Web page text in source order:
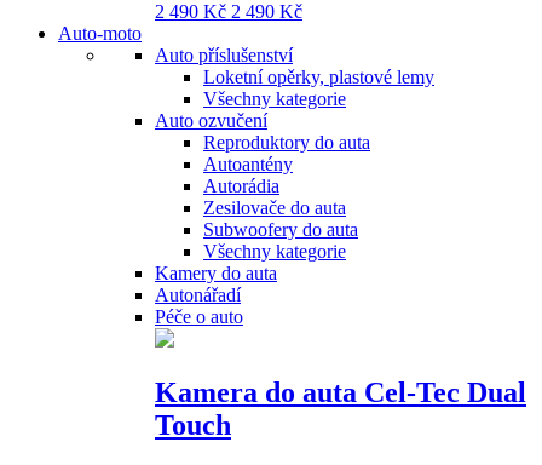
2 490 Kč 2 490 Kč
Auto-moto
Auto příslušenství
Loketní opěrky, plastové lemy
Všechny kategorie
Auto ozvučení
Reproduktory do auta
Autoantény
Autorádia
Zesilovače do auta
Subwoofery do auta
Všechny kategorie
Kamery do auta
Autonářadí
Péče o auto
Kamera do auta Cel-Tec Dual
Touch